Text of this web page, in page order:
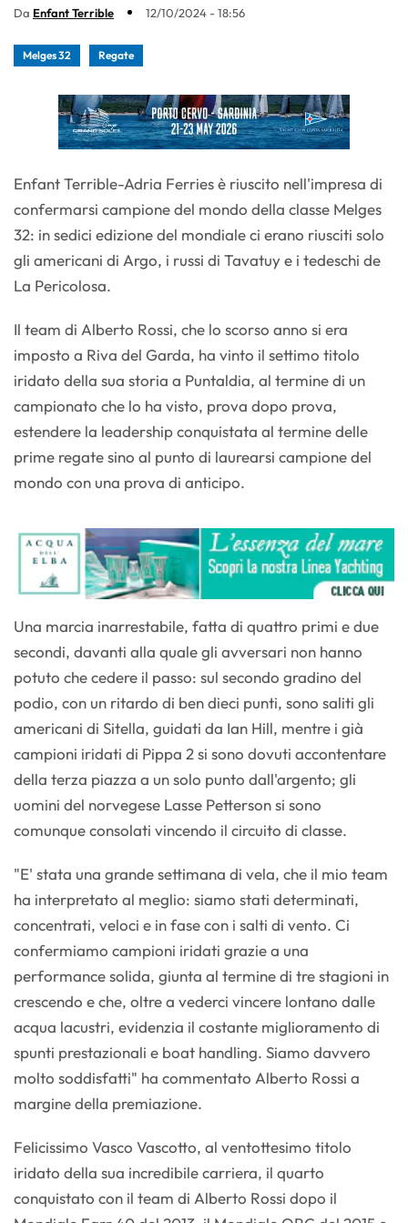
Da Enfant Terrible 12/10/2024 - 18:56
Melges 32 Regate
Enfant Terrible-Adria Ferries è riuscito nell'impresa di
confermarsi campione del mondo della classe Melges
32: in sedici edizione del mondiale ci erano riusciti solo
gli americani di Argo, i russi di Tavatuy e i tedeschi de
La Pericolosa.
Il team di Alberto Rossi, che lo scorso anno si era
imposto a Riva del Garda, ha vinto il settimo titolo
iridato della sua storia a Puntaldia, al termine di un
campionato che lo ha visto, prova dopo prova,
estendere la leadership conquistata al termine delle
prime regate sino al punto di laurearsi campione del
mondo con una prova di anticipo.
Una marcia inarrestabile, fatta di quattro primi e due
secondi, davanti alla quale gli avversari non hanno
potuto che cedere il passo: sul secondo gradino del
podio, con un ritardo di ben dieci punti, sono saliti gli
americani di Sitella, guidati da Ian Hill, mentre i già
campioni iridati di Pippa 2 si sono dovuti accontentare
della terza piazza a un solo punto dall'argento; gli
uomini del norvegese Lasse Petterson si sono
comunque consolati vincendo il circuito di classe.
"E' stata una grande settimana di vela, che il mio team
ha interpretato al meglio: siamo stati determinati,
concentrati, veloci e in fase con i salti di vento. Ci
confermiamo campioni iridati grazie a una
performance solida, giunta al termine di tre stagioni in
crescendo e che, oltre a vederci vincere lontano dalle
acqua lacustri, evidenzia il costante miglioramento di
spunti prestazionali e boat handling. Siamo davvero
molto soddisfatti" ha commentato Alberto Rossi a
margine della premiazione.
Felicissimo Vasco Vascotto, al ventottesimo titolo
iridato della sua incredibile carriera, il quarto
conquistato con il team di Alberto Rossi dopo il